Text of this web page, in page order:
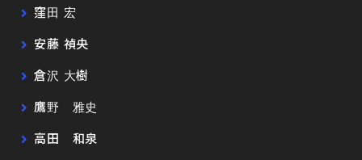
窪田 宏
安藤 禎央
倉沢 大樹
鷹野 雅史
高田 和泉